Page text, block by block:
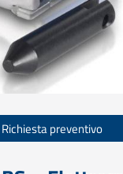
Richiesta preventivo